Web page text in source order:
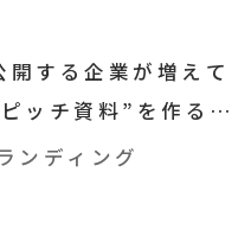
する企業が増えて
ッチ資料”を作るこ
も採用ピッチ資料
いいかわからな
ンディング